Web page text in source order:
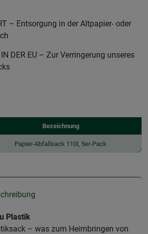
– Entsorgung in der Altpapier- oder
IN DER EU – Zur Verringerung unseres
Bezeichnung
Papier-Abfallsack 110l, 5er-Pack
Plastik
– was zum Heimbringen von